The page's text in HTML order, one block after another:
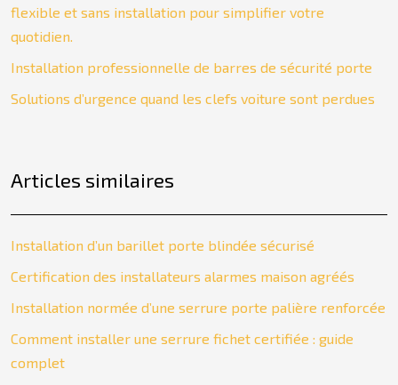
flexible et sans installation pour simplifier votre
quotidien.
Installation professionnelle de barres de sécurité porte
Solutions d’urgence quand les clefs voiture sont perdues
Articles similaires
Installation d’un barillet porte blindée sécurisé
Certification des installateurs alarmes maison agréés
Installation normée d’une serrure porte palière renforcée
Comment installer une serrure fichet certifiée : guide
complet